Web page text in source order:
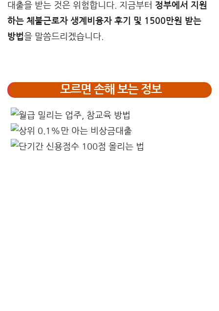
대출을 받는 것은 위험합니다. 지금부터 정부에서 지원
하는 체불근로자 생계비융자 후기 및 1500만원 받는
방법을 말씀드리겠습니다.
모르면 손해 보는 정보